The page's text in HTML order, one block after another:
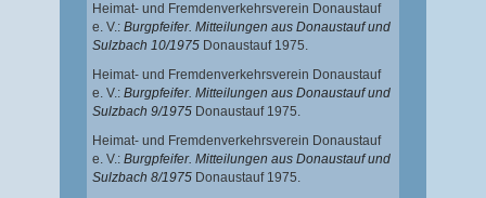
Heimat- und Fremdenverkehrsverein Donaustauf
e. V.: Burgpfeifer. Mitteilungen aus Donaustauf und
Sulzbach 10/1975 Donaustauf 1975.
Heimat- und Fremdenverkehrsverein Donaustauf
e. V.: Burgpfeifer. Mitteilungen aus Donaustauf und
Sulzbach 9/1975 Donaustauf 1975.
Heimat- und Fremdenverkehrsverein Donaustauf
e. V.: Burgpfeifer. Mitteilungen aus Donaustauf und
Sulzbach 8/1975 Donaustauf 1975.